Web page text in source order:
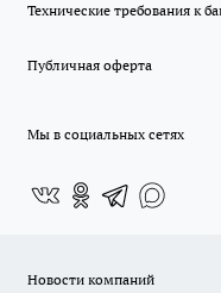
Технические требования к
Публичная оферта
Мы в социальных сетях
Новости компаний